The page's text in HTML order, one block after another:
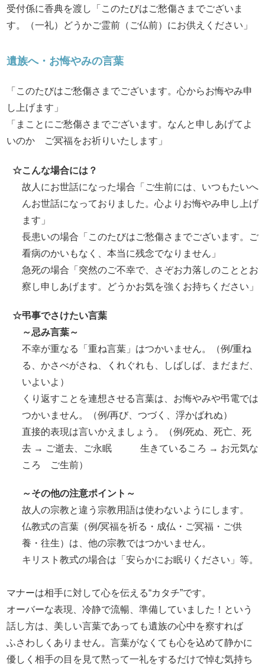
受付係に香典を渡し「このたびはご愁傷さまでございま
す。（一礼）どうかご霊前（ご仏前）にお供えください」
遺族へ・お悔やみの言葉
「このたびはご愁傷さまでございます。心からお悔やみ申
し上げます」
「まことにご愁傷さまでございます。なんと申しあげてよ
いのか ご冥福をお祈りいたします」
☆こんな場合には？
故人にお世話になった場合「ご生前には、いつもたいへ
んお世話になっておりました。心よりお悔やみ申し上げ
ます」
長患いの場合「このたびはご愁傷さまでございます。ご
看病のかいもなく、本当に残念でなりません」
急死の場合「突然のご不幸で、さぞお力落しのこととお
察し申しあげます。どうかお気を強くお持ちください」
☆弔事でさけたい言葉
～忌み言葉～
不幸が重なる「重ね言葉」はつかいません。（例/重ね
る、かさべがさね、くれぐれも、しばしば、まだまだ、
いよいよ）
くり返すことを連想させる言葉は、お悔やみや弔電では
つかいません。（例/再び、つづく、浮かばれぬ）
直接的表現は言いかえましょう。（例/死ぬ、死亡、死
去 → ご逝去、ご永眠 生きているころ → お元気な
ころ ご生前）
～その他の注意ポイント～
故人の宗教と違う宗教用語は使わないようにします。
仏教式の言葉（例/冥福を祈る・成仏・ご冥福・ご供
養・往生）は、他の宗教ではつかいません。
キリスト教式の場合は「安らかにお眠りください」等。
マナーは相手に対して心を伝える“カタチ”です。
オーバーな表現、冷静で流暢、準備していました！という
話し方は、美しい言葉であっても遺族の心中を察すれば
ふさわしくありません。言葉がなくても心を込めて静かに
優しく相手の目を見て黙って一礼をするだけで悼む気持ち